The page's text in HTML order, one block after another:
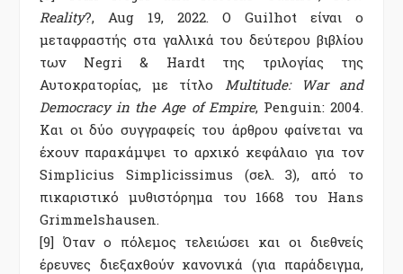
Reality?, Aug 19, 2022. Ο Guilhot είναι ο
μεταφραστής στα γαλλικά του δεύτερου βιβλίου
των Negri & Hardt της τριλογίας της
Αυτοκρατορίας, με τίτλο
Multitude: War and
Democracy in the Age of Empire, Penguin: 2004.
Και οι δύο συγγραφείς του άρθρου φαίνεται να
έχουν παρακάμψει το αρχικό κεφάλαιο για τον
Simplicius Simplicissimus (σελ. 3), από το
πικαριστικό μυθιστόρημα του 1668 του Hans
Grimmelshausen.
[9] Όταν ο πόλεμος τελειώσει και οι διεθνείς
έρευνες διεξαχθούν κανονικά (για παράδειγμα,